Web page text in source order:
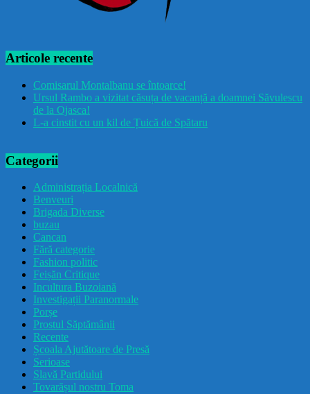
Articole recente
Comisarul Montalbanu se întoarce!
Ursul Rambo a vizitat căsuța de vacanță a doamnei Săvulescu
de la Ojasca!
L-a cinstit cu un kil de Țuică de Spătaru
Categorii
Administrația Localnică
Benveuri
Brigada Diverse
buzau
Cancan
Fără categorie
Fashion politic
Feișăn Critique
Incultura Buzoiană
Investigații Paranormale
Porșe
Prostul Săptămânii
Recente
Școala Ajutătoare de Presă
Serioase
Slavă Partidului
Tovarășul nostru Toma